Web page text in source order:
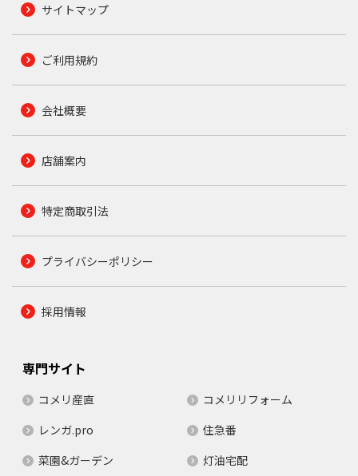
サイトマップ
ご利用規約
会社概要
店舗案内
特定商取引法
プライバシーポリシー
採用情報
専門サイト
コメリ産直
コメリリフォーム
レンガ.pro
住急番
菜園&ガーデン
灯油宅配